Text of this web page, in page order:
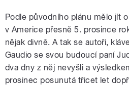
Podle původního plánu mělo jít
v Americe přesně 5. prosince
nějak divně. A tak se autoři,
Gaudio se svou budoucí paní
dva dny z něj nevyšli a
prosinec posunutá třicet let